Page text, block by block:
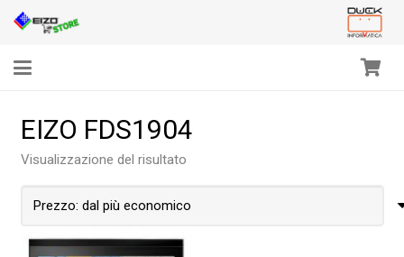
EIZO FDS1904
Visualizzazione del risultato